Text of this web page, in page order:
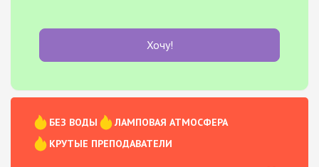
Хочу!
БЕЗ ВОДЫ
ЛАМПОВАЯ АТМОСФЕРА
КРУТЫЕ ПРЕПОДАВАТЕЛИ